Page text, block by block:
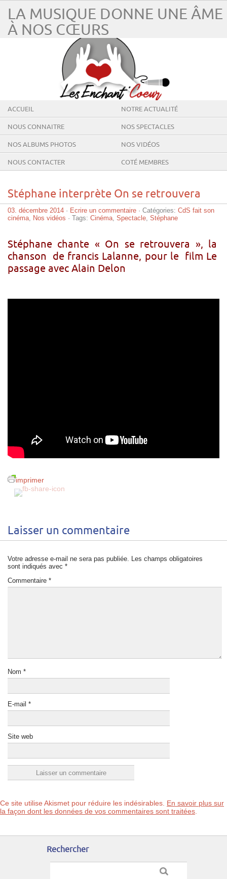
LA MUSIQUE DONNE UNE ÂME
À NOS CŒURS
ACCUEIL NOTRE ACTUALITÉ
NOUS CONNAITRE NOS SPECTACLES
NOS ALBUMS PHOTOS NOS VIDÉOS
NOUS CONTACTER COTÉ MEMBRES
Stéphane interprète On se retrouvera
03. décembre 2014 · Ecrire un commentaire · Catégories: CdS fait son
cinéma
Nos vidéos · Tags: Cinéma Spectacle Stéphane
Stéphane chante « On se retrouvera », la
chanson de francis Lalanne, pour le film Le
passage avec Alain Delon
imprimer
Laisser un commentaire
Votre adresse e-mail ne sera pas publiée. Les champs obligatoires
sont indiqués avec *
Commentaire *
Nom *
E-mail *
Site web
Ce site utilise Akismet pour réduire les indésirables. En savoir plus sur
la façon dont les données de vos commentaires sont traitées
Rechercher